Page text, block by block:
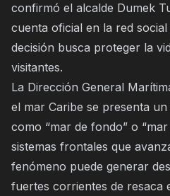
confirmó el alcalde Dumek
cuenta oficial en la red
decisión busca proteger la
visitantes.
La Dirección General
el mar Caribe se presenta
como “mar de fondo” o
sistemas frontales que
fenómeno puede generar
fuertes corrientes de resaca